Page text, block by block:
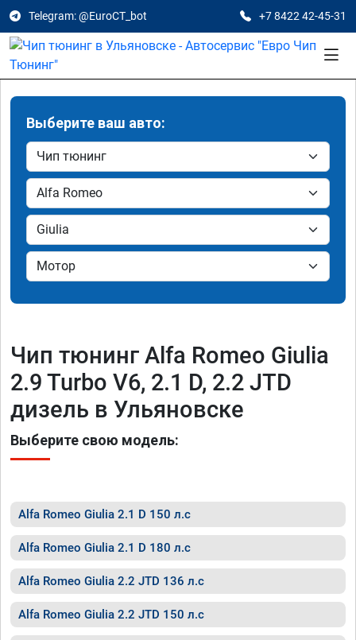
Telegram: @EuroCT_bot +7 8422 42-45-31
Выберите ваш авто:
Чип тюнинг Alfa Romeo Giulia
2.9 Turbo V6, 2.1 D, 2.2 JTD
дизель в Ульяновске
Выберите свою модель:
Alfa Romeo Giulia 2.1 D 150 л.с
Alfa Romeo Giulia 2.1 D 180 л.с
Alfa Romeo Giulia 2.2 JTD 136 л.с
Alfa Romeo Giulia 2.2 JTD 150 л.с